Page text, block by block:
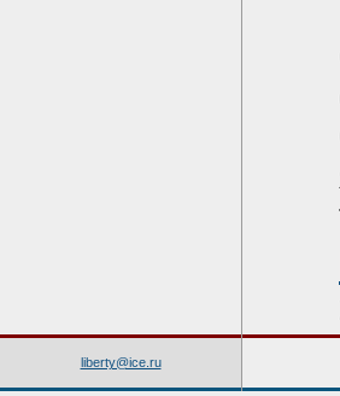
liberty@ice.ru